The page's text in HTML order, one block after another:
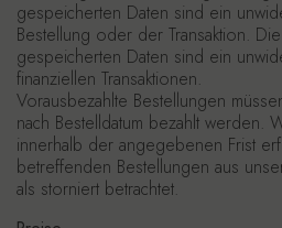
gespeicherten Daten sind ein
Bestellung oder der Transaktion.
gespeicherten Daten sind ein
finanziellen Transaktionen.
Vorausbezahlte Bestellungen
nach Bestelldatum bezahlt werden.
innerhalb der angegebenen Frist
betreffenden Bestellungen aus
als storniert betrachtet.